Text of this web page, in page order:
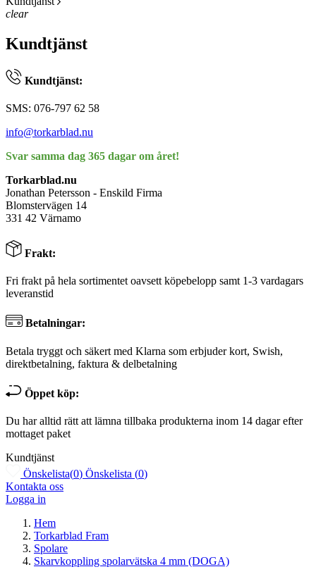
clear
Kundtjänst
Kundtjänst:
SMS: 076-797 62 58
info@torkarblad.nu
Svar samma dag 365 dagar om året!
Torkarblad.nu
Jonathan Petersson - Enskild Firma
Blomstervägen 14
331 42 Värnamo
Frakt:
Fri frakt på hela sortimentet oavsett köpebelopp samt 1-3 vardagars
leveranstid
Betalningar:
Betala tryggt och säkert med Klarna som erbjuder kort, Swish,
direktbetalning, faktura & delbetalning
Öppet köp:
Du har alltid rätt att lämna tillbaka produkterna inom 14 dagar efter
mottaget paket
Kundtjänst
Önskelista(0) Önskelista (0)
Kontakta oss
Logga in
Hem
Torkarblad Fram
Spolare
Skarvkoppling spolarvätska 4 mm (DOGA)